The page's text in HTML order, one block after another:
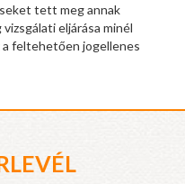
tett meg annak
eljárása minél
a feltehetően jogellenes